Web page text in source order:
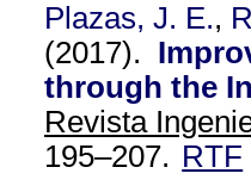
Plazas, J. E.,
(2017).
through the
Revista
195–207. RTF